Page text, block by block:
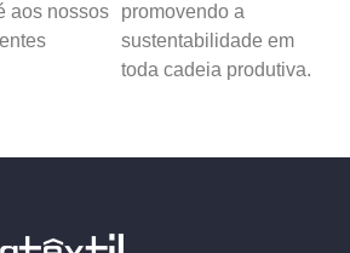
aos nossos
promovendo a
sustentabilidade em
toda cadeia produtiva.